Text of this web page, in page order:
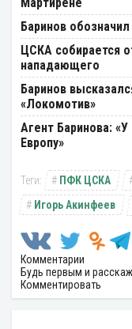
Баринов
ЦСКА собирается
нападающего
Баринов
«Локомотив»
Агент Баринова:
Европу»
ПФК ЦСКА
Игорь Акинфеев
Комментарии
Будь первым и
Комментировать